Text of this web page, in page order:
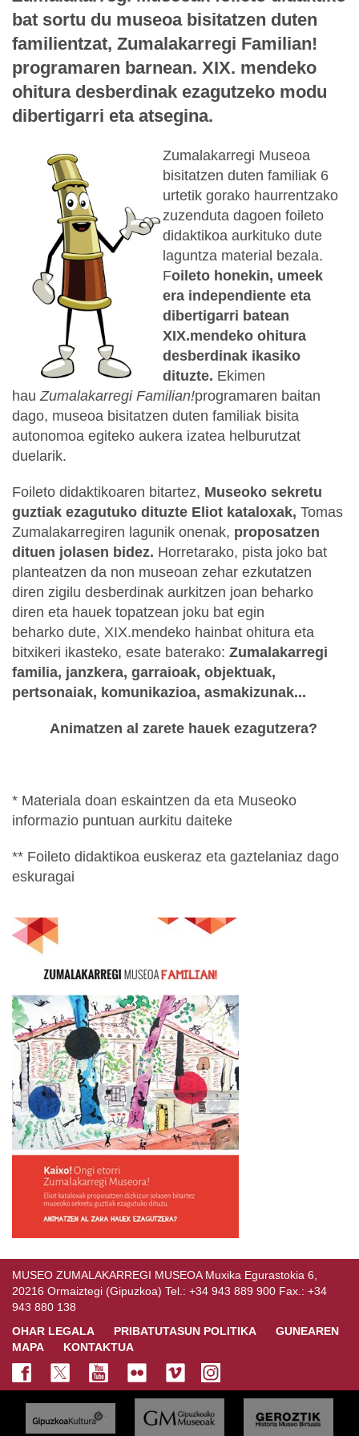
bat sortu du museoa bisitatzen duten
familientzat, Zumalakarregi Familian!
programaren barnean. XIX. mendeko
ohitura desberdinak ezagutzeko modu
dibertigarri eta atsegina.
Zumalakarregi Museoa
bisitatzen duten familiak 6
urtetik gorako haurrentzako
zuzenduta dagoen foileto
didaktikoa aurkituko dute
laguntza material bezala.
Foileto honekin, umeek
era independiente eta
dibertigarri batean
XIX.mendeko ohitura
desberdinak ikasiko
dituzte. Ekimen
hau Zumalakarregi Familian!programaren baitan
dago, museoa bisitatzen duten familiak bisita
autonomoa egiteko aukera izatea helburutzat
duelarik.
Foileto didaktikoaren bitartez, Museoko sekretu
guztiak ezagutuko dituzte Eliot kataloxak, Tomas
Zumalakarregiren lagunik onenak, proposatzen
dituen jolasen bidez. Horretarako, pista joko bat
planteatzen da non museoan zehar ezkutatzen
diren zigilu desberdinak aurkitzen joan beharko
diren eta hauek topatzean joku bat egin
beharko dute, XIX.mendeko hainbat ohitura eta
bitxikeri ikasteko, esate baterako: Zumalakarregi
familia, janzkera, garraioak, objektuak,
pertsonaiak, komunikazioa, asmakizunak...
Animatzen al zarete hauek ezagutzera?
* Materiala doan eskaintzen da eta Museoko
informazio puntuan aurkitu daiteke
** Foileto didaktikoa euskeraz eta gaztelaniaz dago
eskuragai
MUSEO ZUMALAKARREGI MUSEOA Muxika Egurastokia 6,
20216 Ormaiztegi (Gipuzkoa) Tel.: +34 943 889 900 Fax.: +34
943 880 138
OHAR LEGALA
PRIBATUTASUN POLITIKA
GUNEAREN
MAPA
KONTAKTUA